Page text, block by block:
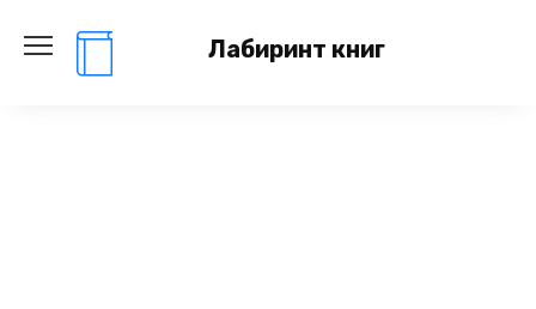
содержанию
Лабиринт книг